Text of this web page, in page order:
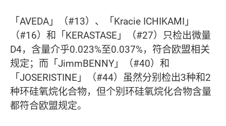
「AVEDA」（#13）、「Kracie ICHIKAMI」
（#16）和「KERASTASE」（#27）只检出微量
D4，含量介乎0.023%至0.037%，符合欧盟相关
规定；而「JimmBENNY」（#40）和
「JOSERISTINE」（#44）虽然分别检出3种和2
种环硅氧烷化合物，但个别环硅氧烷化合物含量
都符合欧盟规定。